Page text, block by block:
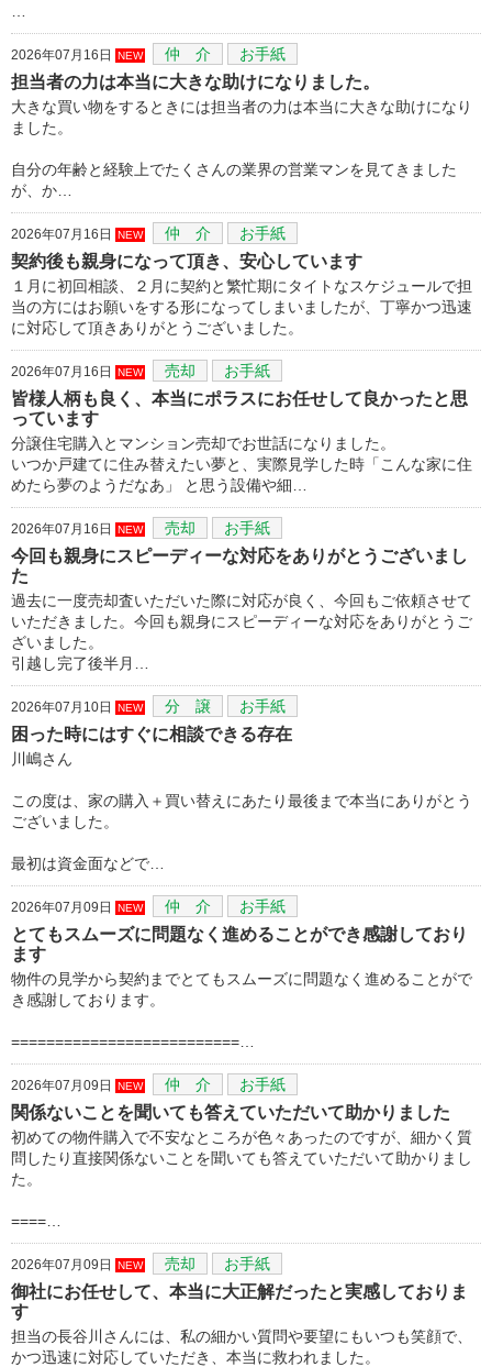
2026年07月16日 NEW 仲 介 お手紙
担当者の力は本当に大きな助けになりました。
大きな買い物をするときには担当者の力は本当に大きな助けになり
ました。
自分の年齢と経験上でたくさんの業界の営業マンを見てきました
が、か…
2026年07月16日 NEW 仲 介 お手紙
契約後も親身になって頂き、安心しています
１月に初回相談、２月に契約と繁忙期にタイトなスケジュールで担
当の方にはお願いをする形になってしまいましたが、丁寧かつ迅速
に対応して頂きありがとうございました。
2026年07月16日 NEW 売却 お手紙
皆様人柄も良く、本当にポラスにお任せして良かったと思
っています
分譲住宅購入とマンション売却でお世話になりました。
いつか戸建てに住み替えたい夢と、実際見学した時「こんな家に住
めたら夢のようだなあ」 と思う設備や細…
2026年07月16日 NEW 売却 お手紙
今回も親身にスピーディーな対応をありがとうございまし
た
過去に一度売却査いただいた際に対応が良く、今回もご依頼させて
いただきました。今回も親身にスピーディーな対応をありがとうご
ざいました。
引越し完了後半月…
2026年07月10日 NEW 分 譲 お手紙
困った時にはすぐに相談できる存在
川嶋さん
この度は、家の購入＋買い替えにあたり最後まで本当にありがとう
ございました。
最初は資金面などで…
2026年07月09日 NEW 仲 介 お手紙
とてもスムーズに問題なく進めることができ感謝しており
ます
物件の見学から契約までとてもスムーズに問題なく進めることがで
き感謝しております。
==========================…
2026年07月09日 NEW 仲 介 お手紙
関係ないことを聞いても答えていただいて助かりました
初めての物件購入で不安なところが色々あったのですが、細かく質
問したり直接関係ないことを聞いても答えていただいて助かりまし
た。
====…
2026年07月09日 NEW 売却 お手紙
御社にお任せして、本当に大正解だったと実感しておりま
す
担当の長谷川さんには、私の細かい質問や要望にもいつも笑顔で、
かつ迅速に対応していただき、本当に救われました。